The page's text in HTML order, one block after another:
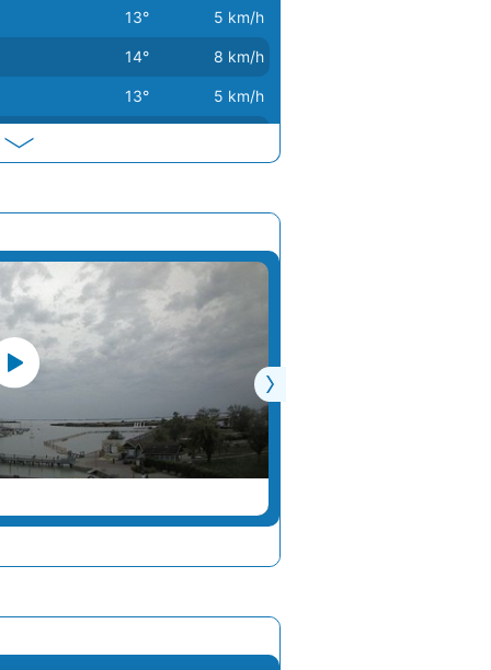
13° 5 km/h
14° 8 km/h
13° 5 km/h
16° 2 km/h
13° 6 km/h
14°
13°
4 km/h
4 km/h
12° 2 km/h
13° 5 km/h
13° 6 km/h